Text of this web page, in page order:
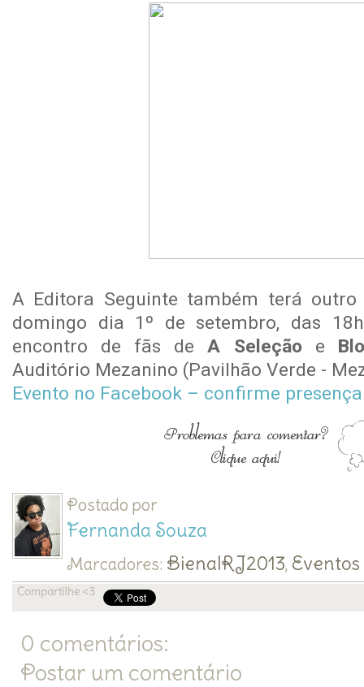
A Editora Seguinte também terá
domingo dia 1º de setembro, das
encontro de fãs de A Seleçãoe
Auditório Mezanino (Pavilhão Verde -
Evento no Facebook – confirme
Postado por
Fernanda Souza
Marcadores: BienalRJ2013, Eventos
0 comentários:
Postar um comentário